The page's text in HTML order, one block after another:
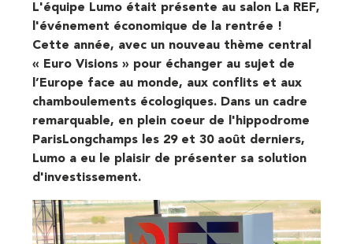
L'équipe Lumo était présente au salon La REF,
l'événement économique de la rentrée !
Cette année, avec un nouveau thème central
« Euro Visions » pour échanger au sujet de
l’Europe face au monde, aux conflits et aux
chamboulements écologiques. Dans un cadre
remarquable, en plein coeur de l'hippodrome
ParisLongchamps les 29 et 30 août derniers,
Lumo a eu le plaisir de présenter sa solution
d'investissement.